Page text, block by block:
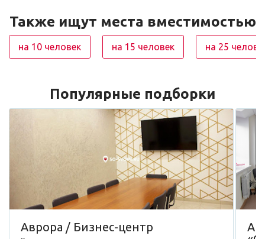
Также ищут места вместимостью
на 10 человек на 15 человек на 25
Популярные подборки
Аврора / Бизнес-центр